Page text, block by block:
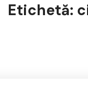
Etichetă: